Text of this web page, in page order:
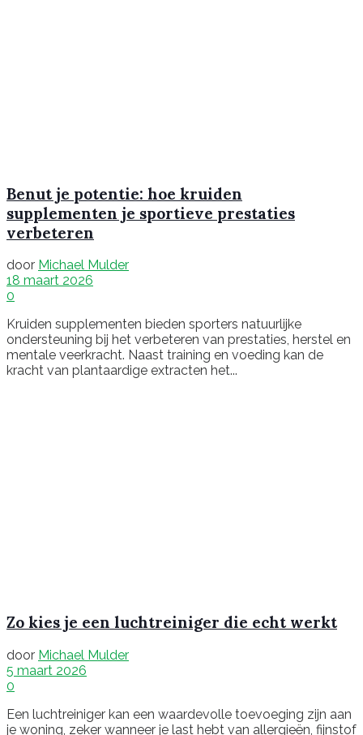
Benut je potentie: hoe kruiden
supplementen je sportieve prestaties
verbeteren
door Michael Mulder
18 maart 2026
0
Kruiden supplementen bieden sporters natuurlijke
ondersteuning bij het verbeteren van prestaties, herstel en
mentale veerkracht. Naast training en voeding kan de
kracht van plantaardige extracten het...
Zo kies je een luchtreiniger die echt werkt
door Michael Mulder
5 maart 2026
0
Een luchtreiniger kan een waardevolle toevoeging zijn aan
je woning, zeker wanneer je last hebt van allergieën, fijnstof